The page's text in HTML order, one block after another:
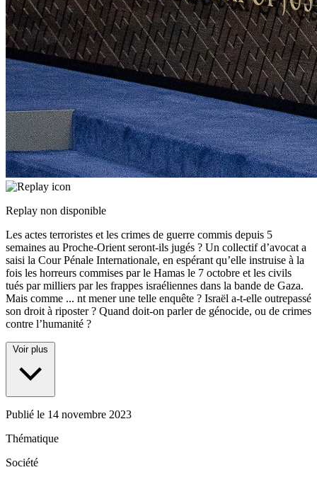
Replay non disponible
Les actes terroristes et les crimes de guerre commis depuis 5
semaines au Proche-Orient seront-ils jugés ? Un collectif d’avocat a
saisi la Cour Pénale Internationale, en espérant qu’elle instruise à la
fois les horreurs commises par le Hamas le 7 octobre et les civils
tués par milliers par les frappes israéliennes dans la bande de Gaza.
Mais comme ... nt mener une telle enquête ? Israël a-t-elle outrepassé
son droit à riposter ? Quand doit-on parler de génocide, ou de crimes
contre l’humanité ?
Voir plus
Publié le 14 novembre 2023
Thématique
Société